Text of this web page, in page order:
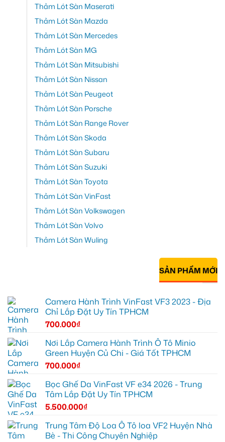
Thảm Lót Sàn Maserati
Thảm Lót Sàn Mazda
Thảm Lót Sàn Mercedes
Thảm Lót Sàn MG
Thảm Lót Sàn Mitsubishi
Thảm Lót Sàn Nissan
Thảm Lót Sàn Peugeot
Thảm Lót Sàn Porsche
Thảm Lót Sàn Range Rover
Thảm Lót Sàn Skoda
Thảm Lót Sàn Subaru
Thảm Lót Sàn Suzuki
Thảm Lót Sàn Toyota
Thảm Lót Sàn VinFast
Thảm Lót Sàn Volkswagen
Thảm Lót Sàn Volvo
Thảm Lót Sàn Wuling
SẢN PHẨM MỚI
Camera Hành Trình VinFast VF3 2023 - Địa
Chỉ Lắp Đặt Uy Tín TPHCM
700.000₫
Nơi Lắp Camera Hành Trình Ô Tô Minio
Green Huyện Củ Chi - Giá Tốt TPHCM
700.000₫
Bọc Ghế Da VinFast VF e34 2026 - Trung
Tâm Lắp Đặt Uy Tín TPHCM
5.500.000₫
Trung Tâm Độ Loa Ô Tô loa VF2 Huyện Nhà
Bè - Thi Công Chuyên Nghiệp